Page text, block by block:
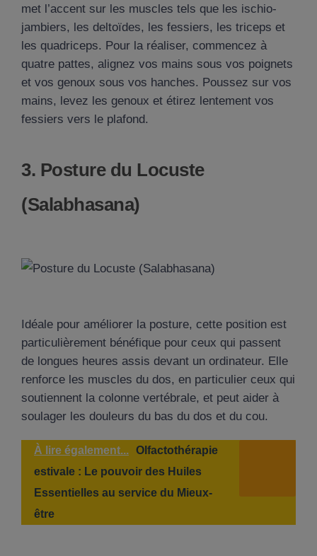
met l’accent sur les muscles tels que les ischio-
jambiers, les deltoïdes, les fessiers, les triceps et
les quadriceps. Pour la réaliser, commencez à
quatre pattes, alignez vos mains sous vos poignets
et vos genoux sous vos hanches. Poussez sur vos
mains, levez les genoux et étirez lentement vos
fessiers vers le plafond.
3. Posture du Locuste
(Salabhasana)
Idéale pour améliorer la posture, cette position est
particulièrement bénéfique pour ceux qui passent
de longues heures assis devant un ordinateur. Elle
renforce les muscles du dos, en particulier ceux qui
soutiennent la colonne vertébrale, et peut aider à
soulager les douleurs du bas du dos et du cou.
À lire également... Olfactothérapie
estivale : Le pouvoir des Huiles
Essentielles au service du Mieux-
être